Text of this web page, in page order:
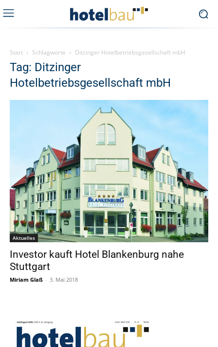
Start Schlagworte Ditzinger Hotelbetriebsgesellschaft mbH
Tag: Ditzinger
Hotelbetriebsgesellschaft mbH
Aktuelles
Investor kauft Hotel Blankenburg nahe
Stuttgart
Miriam Glaß - 3. Mai 2018